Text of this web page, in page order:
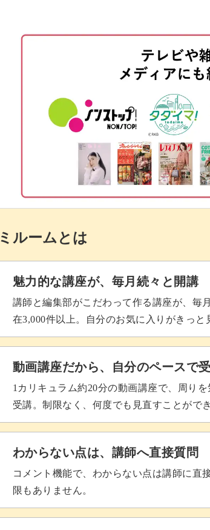
ワックスを着色し紅茶を作る
グラスにワックスと氷を注ぐ
氷を少し溶かす
芯をロウ引きする
ストローをさす
まとめ
ミルームとは
魅力的な講座が、毎月続々と開講
講師と編集部がこだわって作る講座が、毎
在3,000件以上。自分のお気に入りがきっと
動画講座だから、自分のペースで
1カリキュラム約20分の動画講座で、周り
受講。制限なく、何度でも見直すことがで
わからない点は、講師へ直接質問
コメント機能で、わからない点は講師に直
限もありません。